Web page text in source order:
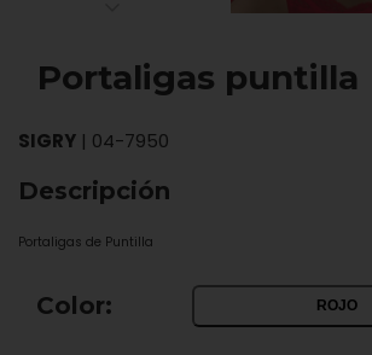
Portaligas puntilla
SIGRY | 04-7950
Descripción
Portaligas de Puntilla
Color: ROJO